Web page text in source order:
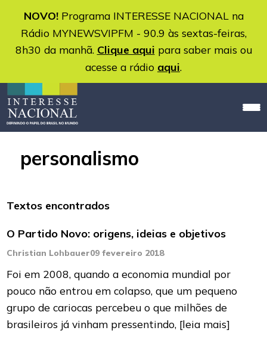
NOVO!Programa INTERESSE NACIONAL na
Rádio MYNEWSVIPFM - 90.9 às sextas-feiras,
8h30 da manhã. Clique aqui para saber mais ou
acesse a rádio aqui.
personalismo
Textos encontrados
O Partido Novo: origens, ideias e objetivos
Christian Lohbauer09 fevereiro 2018
Foi em 2008, quando a economia mundial por
pouco não entrou em colapso, que um pequeno
grupo de cariocas percebeu o que milhões de
brasileiros já vinham pressentindo, [leia mais]